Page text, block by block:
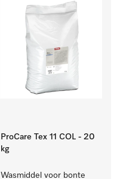
ProCare Tex 11 COL - 20
kg
Wasmiddel voor bonte